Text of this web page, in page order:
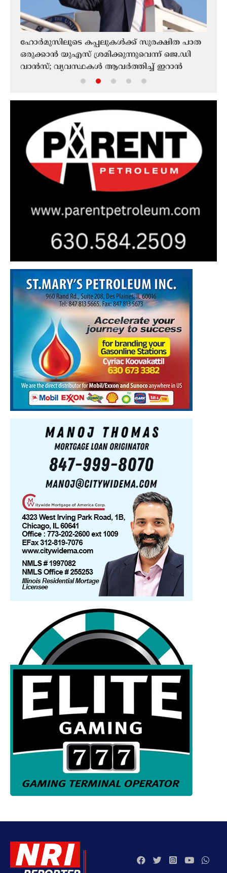
ഹോർമുസിലൂടെ കപ്പലുകൾക്ക് സുരക്ഷിത പാത
ഒരുക്കാൻ യുഎസ് ശ്രമിക്കുന്നുവെന്ന് ജെ.ഡി
വാൻസ്; വ്യവസ്ഥകൾ ആവർത്തിച്ച് ഇറാൻ